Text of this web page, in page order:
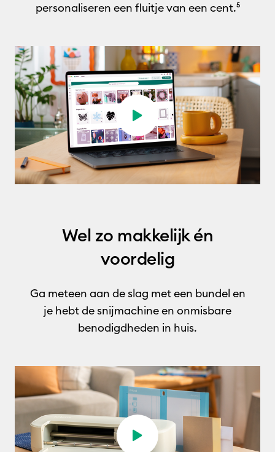
personaliseren een fluitje van een cent.⁵
Play video
Wel zo makkelijk én
voordelig
Ga meteen aan de slag met een bundel en
je hebt de snijmachine en onmisbare
benodigdheden in huis.
Play video